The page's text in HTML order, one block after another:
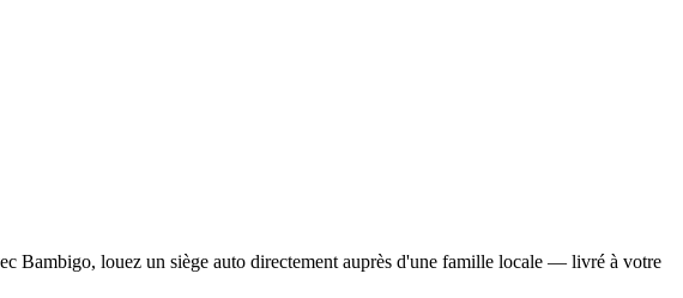
Bambigo, louez un siège auto directement auprès d'une famille locale — livré à votre